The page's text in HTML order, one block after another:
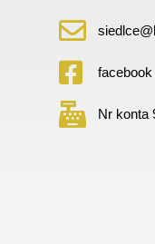
facebook
Nr konta